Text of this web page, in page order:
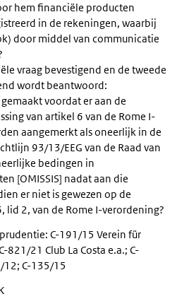
hem financiële producten
in de rekeningen, waarbij
door middel van communicatie
vraag bevestigend en de tweede
wordt beantwoord:
voordat er aan de
van artikel 6 van de Rome I-
aangemerkt als oneerlijk in de
93/13/EEG van de Raad van
bedingen in
[OMISSIS] nadat aan die
er niet is gewezen op de
lid 2, van de Rome I-verordening?
C-191/15 Verein für
21 Club La Costa e.a.; C-
12; C-135/15